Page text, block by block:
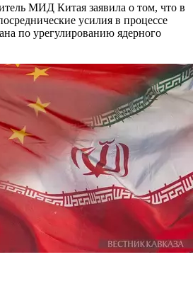
МИД Китая заявила о том, что в
усилия в процессе
по урегулированию ядерного